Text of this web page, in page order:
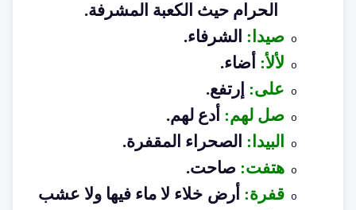
الحرام حيث الكعبة المشرفة.
o صيدا : الشرفاء.
o لألأ: أضاء.
o على: إرتفع.
o صل لهم: أدع لهم.
o البيدا : الصحراء المقفرة.
o هتفت: صاحت.
o قفرة: أرض خلاء لا ماء فيها ولا عشب